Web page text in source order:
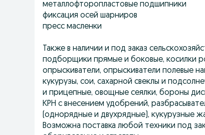
металлофторопластовые подшипники
фиксация осей шарниров
пресс масленки
Также в наличии и под заказ
подборщики прямые и боковые, косилки
опрыскиватели, опрыскиватели полевые
кукурузы, сои, сахарной свеклы и
и прицепные, овощные сеялки, бороны
КРН с внесением удобрений,
(однорядные и двухрядные), кукурузные
Возможна поставка любой техники под